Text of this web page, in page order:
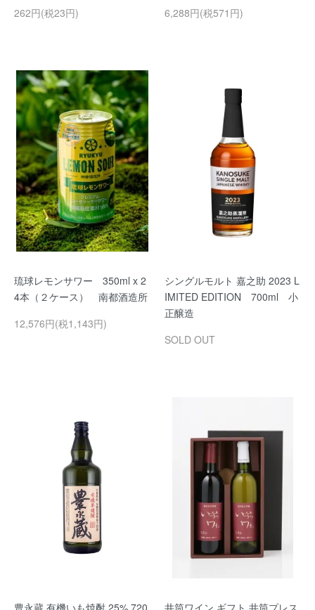
262円(税23円) 6,288円(税571円)
琉球レモンサワー 350ml x 2
4本（２ケース） 南都酒造所
12,576円(税1,143円)
シングルモルト 嘉之助 2023 L
IMITED EDITION 700ml 小
正醸造
SOLD OUT